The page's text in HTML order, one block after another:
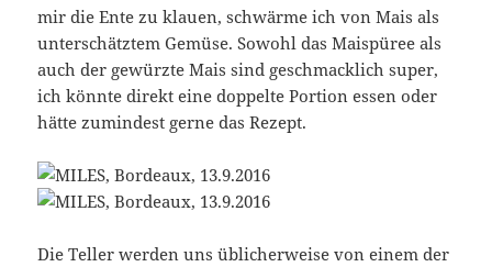
mir die Ente zu klauen, schwärme ich von Mais als
unterschätztem Gemüse. Sowohl das Maispüree als
auch der gewürzte Mais sind geschmacklich super,
ich könnte direkt eine doppelte Portion essen oder
hätte zumindest gerne das Rezept.
Die Teller werden uns üblicherweise von einem der